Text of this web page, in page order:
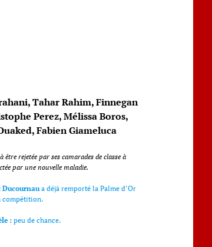
Tahar Rahim, Finnegan
Perez, Mélissa Boros,
Fabien Giameluca
être rejetée par ses camarades de classe à
par une nouvelle maladie.
Ducournaua déjà remporté la Palme d’Or
compétition.
:peu de chance.